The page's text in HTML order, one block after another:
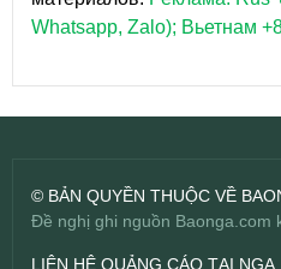
Whatsapp, Zalo); Вьетнам
© BẢN QUYỀN THUỘC VỀ
Đề nghị ghi nguồn Baonga.com
LIÊN HỆ QUẢNG CÁO TẠI NGA